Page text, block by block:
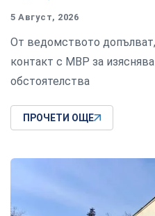
5 Август, 2026
От ведомството
контакт с МВР за
обстоятелства
ПРОЧЕТИ ОЩЕ